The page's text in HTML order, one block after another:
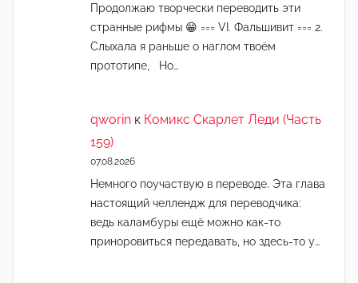
Продолжаю творчески переводить эти
странные рифмы 😁 === VI. Фальшивит === 2.
Слыхала я раньше о наглом твоём
прототипе, Но…
qworin к Комикс Скарлет Леди (Часть
159)
07.08.2026
Немного поучаствую в переводе. Эта глава
настоящий челлендж для переводчика:
ведь каламбуры ещё можно как-то
приноровиться передавать, но здесь-то у…